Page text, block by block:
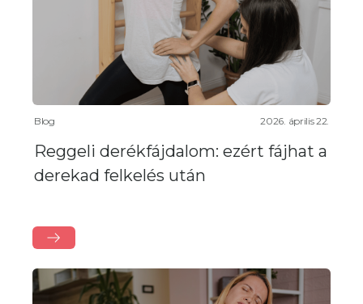
Blog 2026. április 22.
Reggeli derékfájdalom: ezért fájhat a
derekad felkelés után